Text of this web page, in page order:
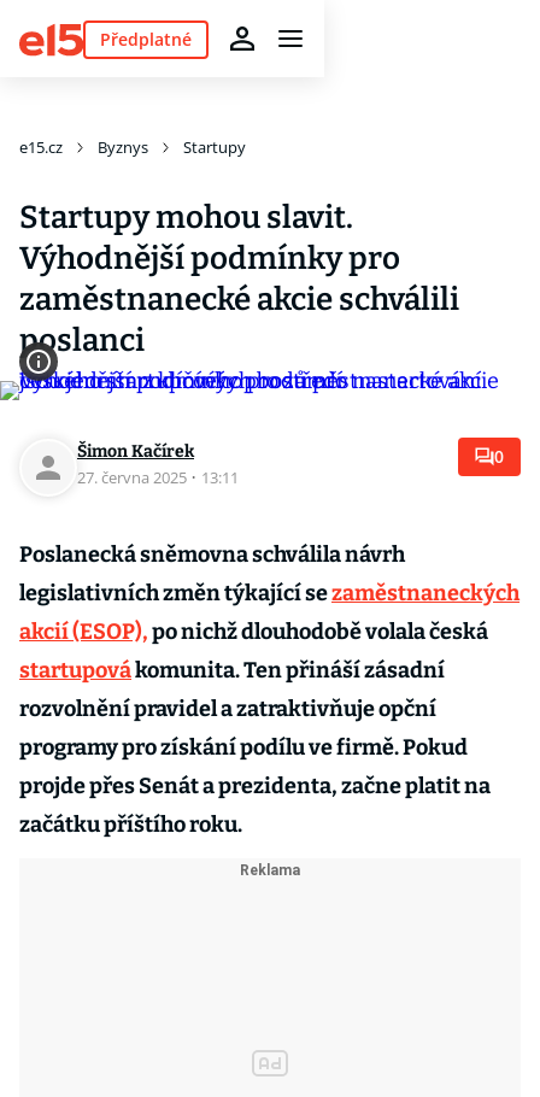
Předplatné
e15.cz Byznys Startupy
Startupy mohou slavit.
Výhodnější podmínky pro
zaměstnanecké akcie schválili
poslanci
Šimon Kačírek
27. června 2025 · 13:11
0
Poslanecká sněmovna schválila návrh
legislativních změn týkající sezaměstnaneckých
akcií (ESOP),po nichž dlouhodobě volala česká
startupovákomunita. Ten přináší zásadní
rozvolnění pravidel a zatraktivňuje opční
programy pro získání podílu ve firmě. Pokud
projde přes Senát a prezidenta, začne platit na
začátku příštího roku.